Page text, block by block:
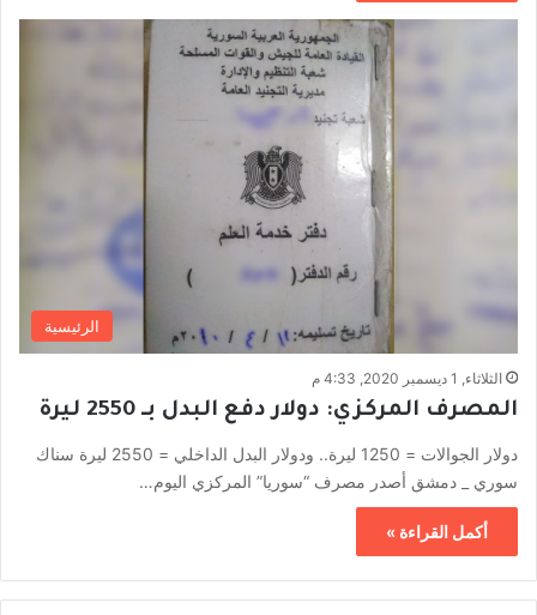
الرئيسية
الثلاثاء, 1 ديسمبر 2020, 4:33 م
المصرف المركزي: دولار دفع البدل بـ 2550 ليرة
دولار الجوالات = 1250 ليرة.. ودولار البدل الداخلي = 2550 ليرة سناك
سوري _ دمشق أصدر مصرف “سوريا” المركزي اليوم…
أكمل القراءة »